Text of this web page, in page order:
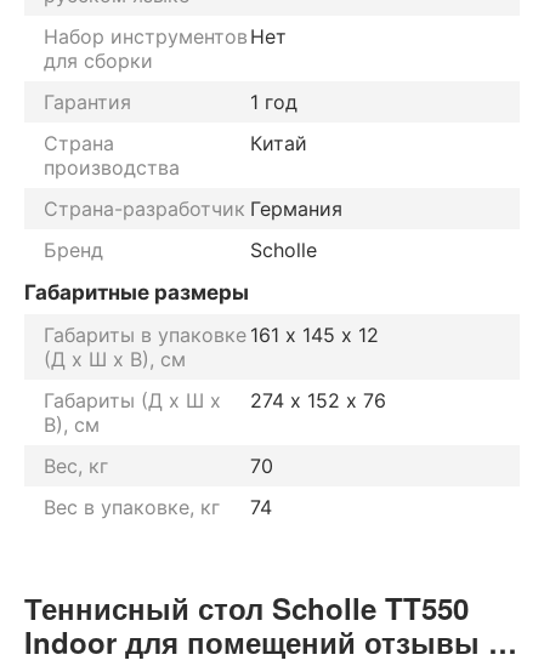
Набор инструментов
для сборки
Нет
Гарантия
1 год
Страна
производства
Китай
Страна-разработчик Германия
Бренд
Scholle
Габаритные размеры
Габариты в упаковке
(Д х Ш х В), см
161 х 145 х 12
Габариты (Д х Ш х
В), см
274 х 152 х 76
Вес, кг
70
Вес в упаковке, кг
74
Теннисный стол Scholle TT550
Indoor для помещений отзывы от